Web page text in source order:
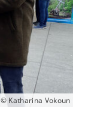
© Katharina Vokoun